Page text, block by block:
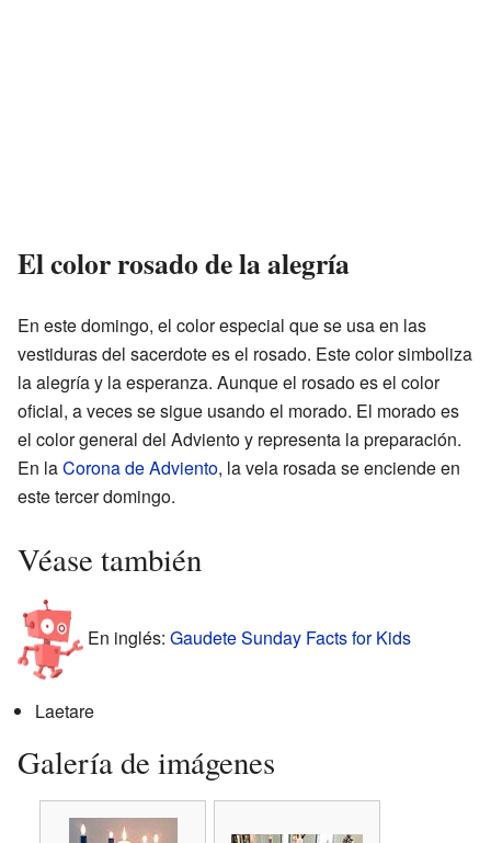
El color rosado de la alegría
En este domingo, el color especial que se usa en las
vestiduras del sacerdote es el rosado. Este color simboliza
la alegría y la esperanza. Aunque el rosado es el color
oficial, a veces se sigue usando el morado. El morado es
el color general del Adviento y representa la preparación.
En laCorona de Adviento, la vela rosada se enciende en
este tercer domingo.
Véase también
En inglés: Gaudete Sunday Facts for Kids
Laetare
Galería de imágenes